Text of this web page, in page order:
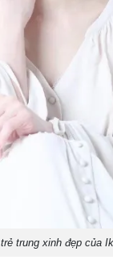
trung xinh đẹp của